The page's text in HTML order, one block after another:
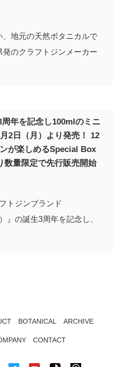
地元の天然ボタニカルで
のクラフトジンメーカー
周年を記念し100mlのミニ
2日（月）より発売！ 12
が楽しめるSpecial Box
数量限定で先行販売開始
トジンブランド
』の誕生3周年を記念し、
BOTANICAL ARCHIVE
CONTACT